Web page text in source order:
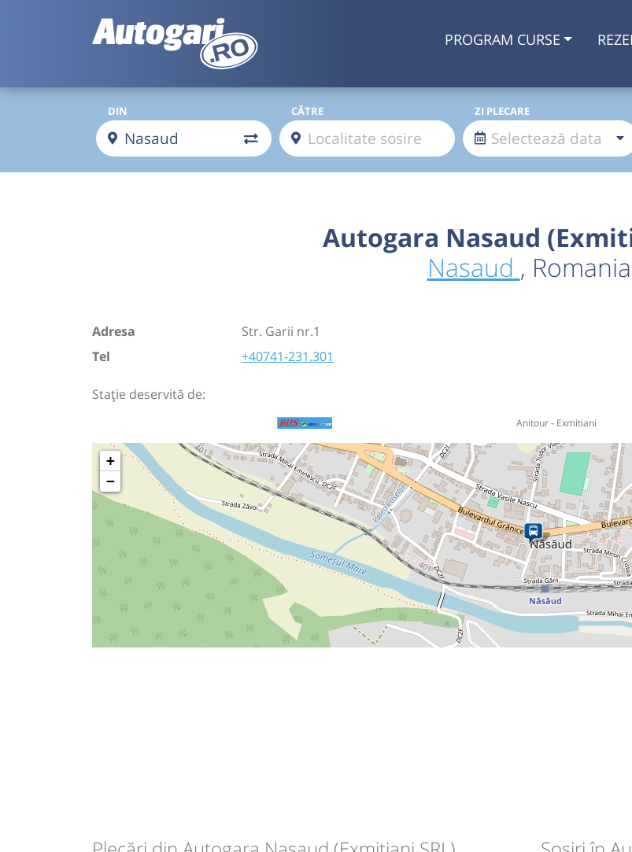
PROGRAM CURSE
DIN CĂTRE ZI PLECARE
Autogara Nasaud
Nasaud , Romania
Adresa
Str. Garii nr.1
Tel
+40741-231.301
Stație deservită de:
Anitour - Exmitiani
+
−